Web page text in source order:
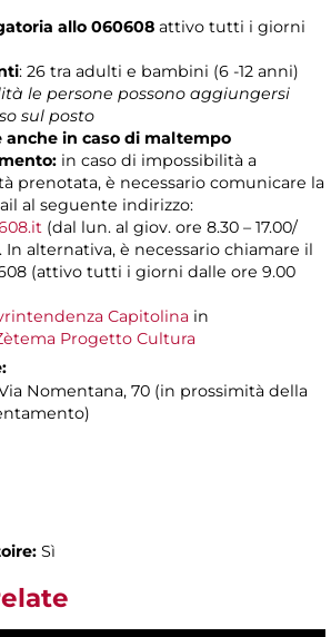
allo 060608 attivo tutti i giorni
: 26 tra adulti e bambini (6 -12 anni)
le persone possono aggiungersi
sul posto
anche in caso di maltempo
in caso di impossibilità a
prenotata, è necessario comunicare la
al seguente indirizzo:
(dal lun. al giov. ore 8.30 – 17.00/
In alternativa, è necessario chiamare il
(attivo tutti i giorni dalle ore 9.00
Capitolina in
Progetto Cultura
Nomentana, 70 (in prossimità della
Sì